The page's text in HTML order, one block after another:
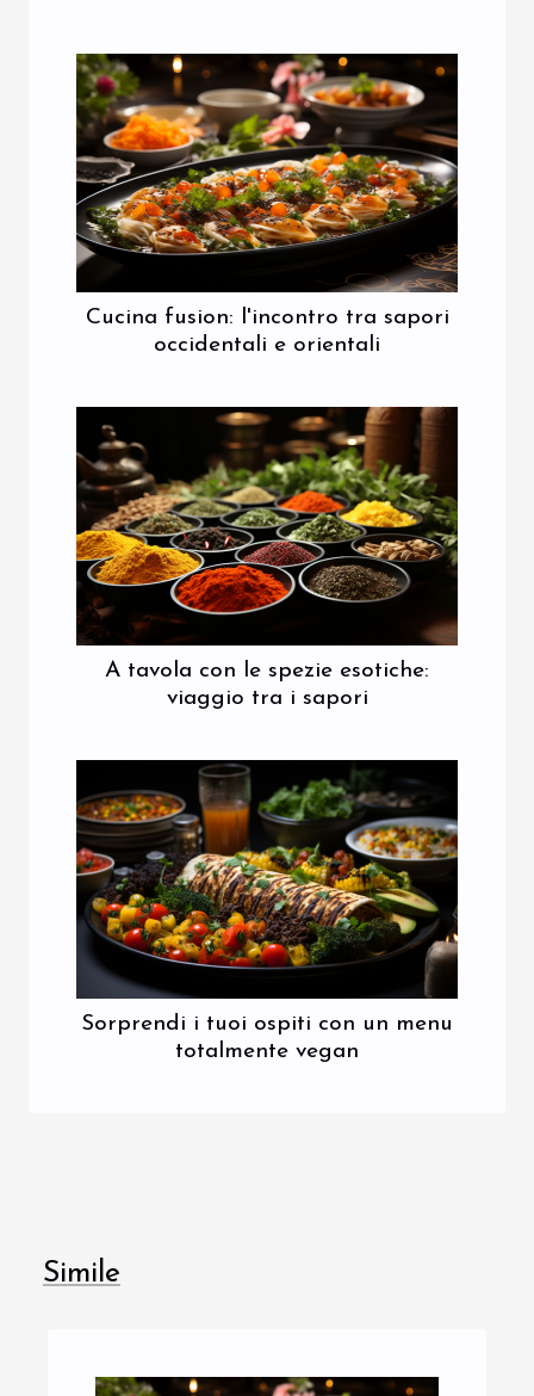
Cucina fusion: l'incontro tra sapori
occidentali e orientali
A tavola con le spezie esotiche:
viaggio tra i sapori
Sorprendi i tuoi ospiti con un menu
totalmente vegan
Simile